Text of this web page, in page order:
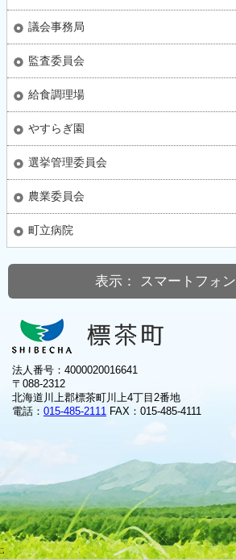
議会事務局
監査委員会
給食調理場
やすらぎ園
選挙管理委員会
農業委員会
町立病院
表示： スマートフォン
法人番号：4000020016641
〒088-2312
北海道川上郡標茶町川上4丁目2番地
電話： 015-485-2111 FAX：015-485-4111